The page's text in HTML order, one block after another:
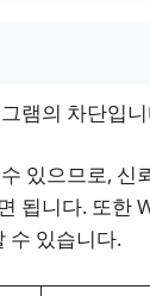
램의 차단입
있으므로, 신
됩니다. 또한
수 있습니다.